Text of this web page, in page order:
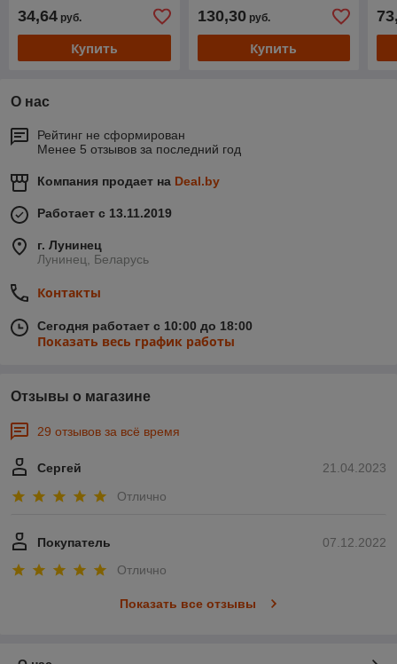
34,64 руб.
Купить
130,30руб.
Купить
О нас
Рейтинг не сформирован
Менее 5 отзывов за последний год
Компания продает на Deal.by
Работает с 13.11.2019
г. Лунинец
Лунинец, Беларусь
Контакты
Сегодня работает с 10:00 до 18:00
Показать весь график работы
Отзывы о магазине
29 отзывов за всё время
21.04.2023
Сергей
Отлично
07.12.2022
Покупатель
Отлично
Показать все отзывы